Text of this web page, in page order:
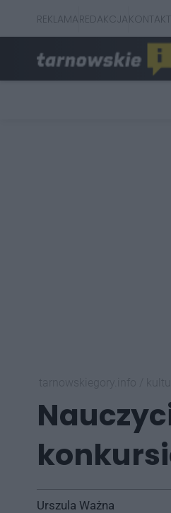
REKLAMAREDAKCJAKONTAKT
Urszula Ważna